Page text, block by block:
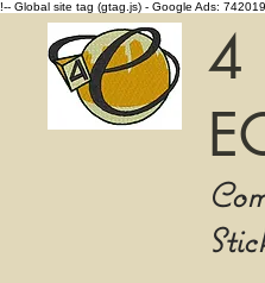
!-- Global site tag (gtag.js) - Google Ads:
4